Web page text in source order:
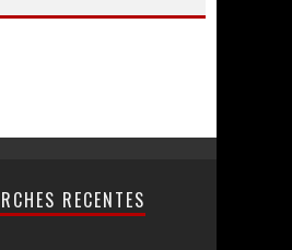
RECENTES